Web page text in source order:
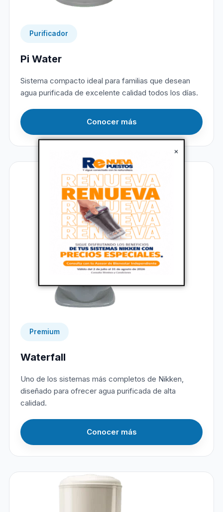
×
Purificador
Pi Water
Sistema compacto ideal para familias que desean
agua purificada de excelente calidad todos los días.
Conocer más
Premium
Waterfall
Uno de los sistemas más completos de Nikken,
diseñado para ofrecer agua purificada de alta
calidad.
Conocer más